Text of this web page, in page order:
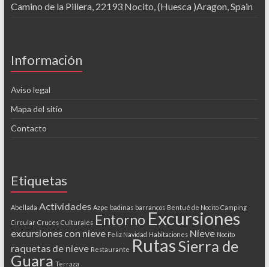
Camino de la Pillera, 22193 Nocito, (Huesca )Aragon, Spain
Información
Aviso legal
Mapa del sitio
Contacto
Etiquetas
Abellada Actividades Azpe badinas barrancos Bentué de Nocito Camping
Circular Cruces Culturales Entorno Excursiones
excursiones con nieve Feliz Navidad Habitaciones Nieve Nocito
raquetas de nieve Restaurante RutasSierra de
Guara Terraza